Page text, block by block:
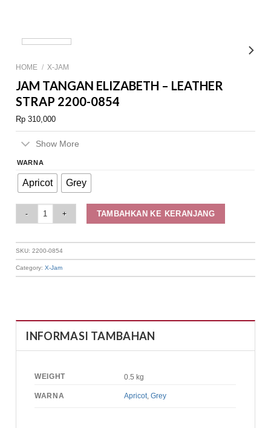
HOME / X-JAM
JAM TANGAN ELIZABETH – LEATHER
STRAP 2200-0854
Rp 310,000
Show More
WARNA
Apricot Grey
TAMBAHKAN KE KERANJANG
SKU:2200-0854
Category:X-Jam
INFORMASI TAMBAHAN
WEIGHT 0.5 kg
WARNA Apricot ,Grey